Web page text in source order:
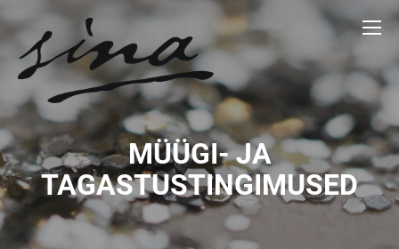
MÜÜGI- JA
TAGASTUSTINGIMUSED